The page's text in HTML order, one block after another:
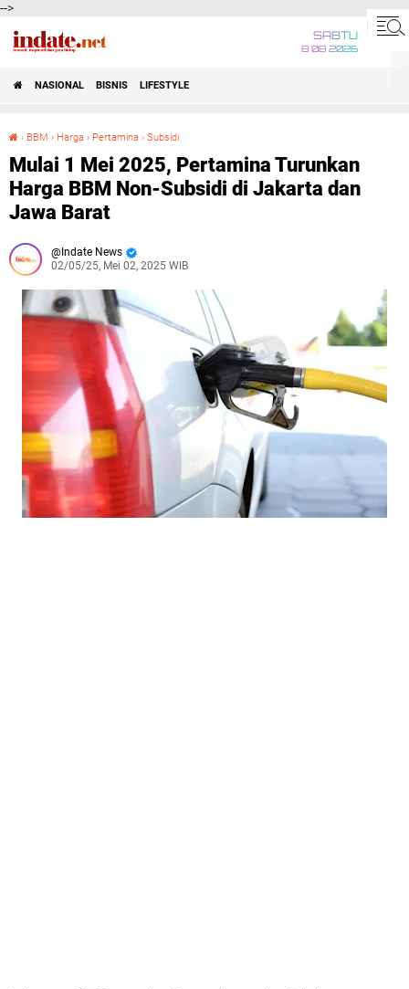
-->
SABTU
8 08 2026
NASIONAL BISNIS LIFESTYLE
› BBM › Harga › Pertamina › Subsidi
Mulai 1 Mei 2025, Pertamina Turunkan
Harga BBM Non-Subsidi di Jakarta dan
Jawa Barat
Indate News
02/05/25, Mei 02, 2025 WIB